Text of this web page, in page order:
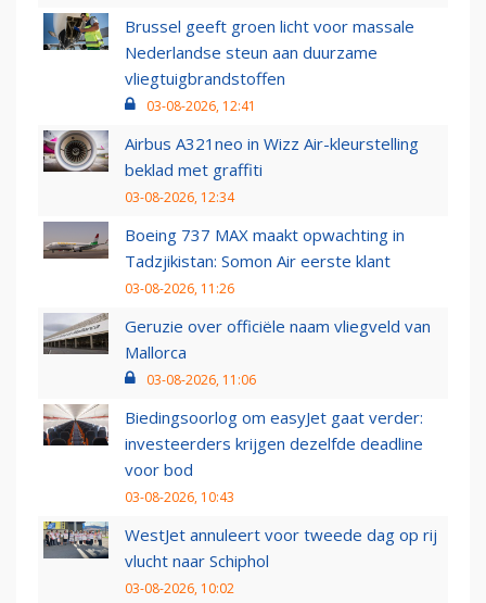
Brussel geeft groen licht voor massale
Nederlandse steun aan duurzame
vliegtuigbrandstoffen
03-08-2026, 12:41
Airbus A321neo in Wizz Air-kleurstelling
beklad met graffiti
03-08-2026, 12:34
Boeing 737 MAX maakt opwachting in
Tadzjikistan: Somon Air eerste klant
03-08-2026, 11:26
Geruzie over officiële naam vliegveld van
Mallorca
03-08-2026, 11:06
Biedingsoorlog om easyJet gaat verder:
investeerders krijgen dezelfde deadline
voor bod
03-08-2026, 10:43
WestJet annuleert voor tweede dag op rij
vlucht naar Schiphol
03-08-2026, 10:02